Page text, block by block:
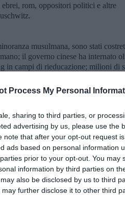
Process My Personal
sharing to third parties, or
advertising by us, please use the
note that after your opt-out request
ads based on personal information
prior to your opt-out. You may
information by third parties on
also be disclosed by us to third
may further disclose it to other third
rom, oppositori politici e altre
musulmana, sono stati
il governo cinese ha internato
in campi di rieducazione; milioni di
e dell’occupazione dello Stato
lacatastrofe(nakbain arabo),
fuggirono e trovarono rifugio in
Siria e in Iraq; i palestinesi vedono
soprattutto sulla collaborazionista
di governi negazionisti del
un aumento significativo delle
volte più veloce rispetto alla
in alcuni periodi. Le conseguenze si